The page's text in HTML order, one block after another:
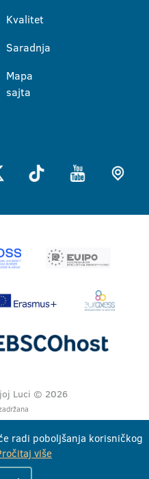
Kvalitet
Saradnja
Mapa
sajta
Luci © 2026
radi poboljšanja korisničkog
više